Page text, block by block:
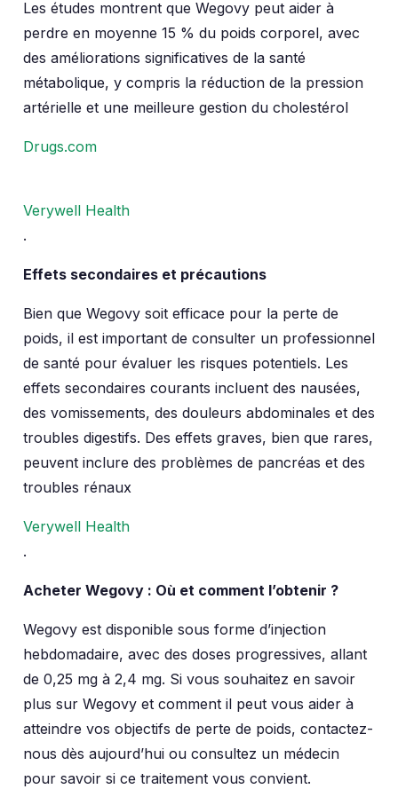
Les études montrent que Wegovy peut aider à
perdre en moyenne 15 % du poids corporel, avec
des améliorations significatives de la santé
métabolique, y compris la réduction de la pression
artérielle et une meilleure gestion du cholestérol​
Drugs.com
Verywell Health
.
Effets secondaires et précautions
Bien que Wegovy soit efficace pour la perte de
poids, il est important de consulter un professionnel
de santé pour évaluer les risques potentiels. Les
effets secondaires courants incluent des nausées,
des vomissements, des douleurs abdominales et des
troubles digestifs. Des effets graves, bien que rares,
peuvent inclure des problèmes de pancréas et des
troubles rénaux​
Verywell Health
.
Acheter Wegovy : Où et comment l’obtenir ?
Wegovy est disponible sous forme d’injection
hebdomadaire, avec des doses progressives, allant
de 0,25 mg à 2,4 mg. Si vous souhaitez en savoir
plus sur Wegovy et comment il peut vous aider à
atteindre vos objectifs de perte de poids, contactez-
nous dès aujourd’hui ou consultez un médecin
pour savoir si ce traitement vous convient.